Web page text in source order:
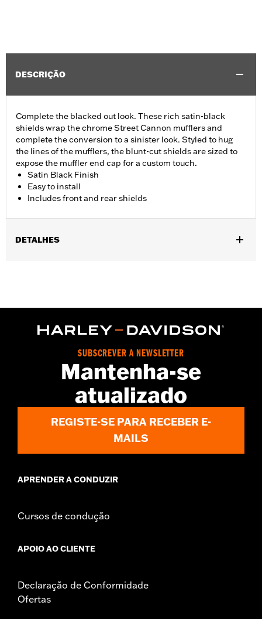
DESCRIÇÃO
Complete the blacked out look. These rich satin-black
shields wrap the chrome Street Cannon mufflers and
complete the conversion to a sinister look. Styled to hug
the lines of the mufflers, the blunt-cut shields are sized to
expose the muffler end cap for a custom touch.
Satin Black Finish
Easy to install
Includes front and rear shields
DETALHES
Sold In Units:Pair
1 year limited warranty – Go towww.h-
d.com/warrantyfor full details
SUBSCREVER A NEWSLETTER
Mantenha-se
atualizado
REGISTE-SE PARA RECEBER E-
MAILS
APRENDER A CONDUZIR
Cursos de condução
APOIO AO CLIENTE
Declaração de Conformidade
Ofertas